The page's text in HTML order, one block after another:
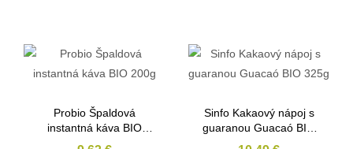
Probio Špaldová
instantná káva BIO
200g
Sinfo Kakaový nápoj s
guaranou Guacaó BIO
325g